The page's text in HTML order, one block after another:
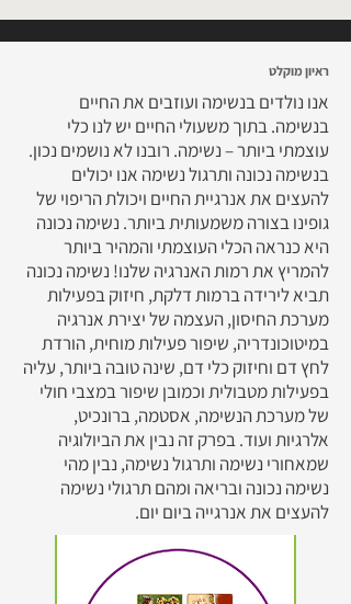
ראיון מוקלט
אנו נולדים בנשימה ועוזבים את החיים
בנשימה. בתוך משעולי החיים יש לנו כלי
עוצמתי ביותר – נשימה. רובנו לא נושמים נכון.
בנשימה נכונה ותרגול נשימה אנו יכולים
להעצים את אנרגיית החיים ויכולת הריפוי של
גופינו בצורה משמעותית ביותר. נשימה נכונה
היא כנראה הכלי העוצמתי והמהיר ביותר
להמריץ את רמות האנרגיה שלנו! נשימה נכונה
תביא לירידה ברמות דלקת, חיזוק בפעילות
מערכת החיסון, העצמה של יצירת אנרגיה
במיטוכונדריה, שיפור פעילות מוחית, הורדת
לחץ דם וחיזוק כלי דם, שינה טובה ביותר, עליה
בפעילות מטבולית וכמובן שיפור במצבי חולי
של מערכת הנשימה, אסטמה, ברונכיט,
אלרגיות ועוד. בפרק זה נבין את הביולוגיה
שמאחורי נשימה ותרגול נשימה, נבין מהי
נשימה נכונה ובריאה ומהם תרגולי נשימה
להעצים את אנרגייה ביום יום.